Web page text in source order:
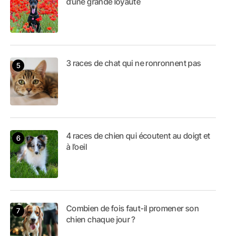
3 races de chat qui ne ronronnent pas
4 races de chien qui écoutent au doigt et
à l’oeil
Combien de fois faut-il promener son
chien chaque jour ?